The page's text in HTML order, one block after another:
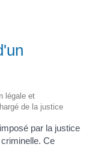
légale et
de la justice
par la justice
Ce